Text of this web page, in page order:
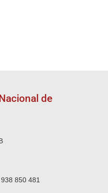
de
850 481